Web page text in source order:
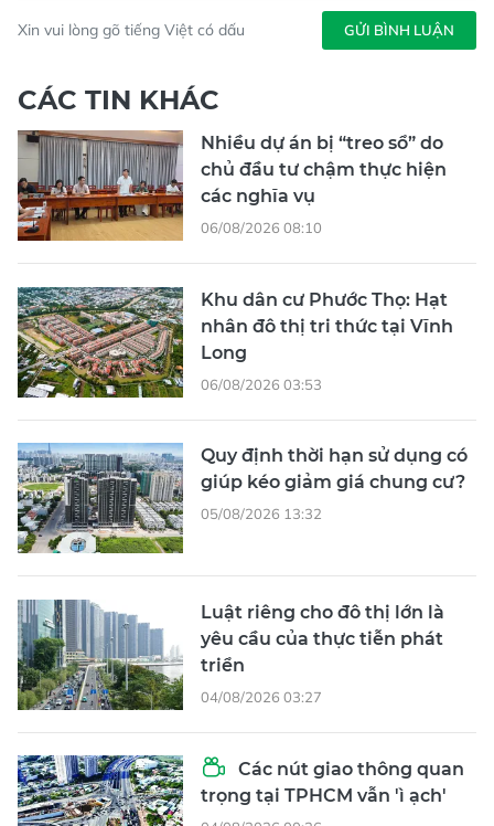
Xin vui lòng gõ tiếng Việt có dấu GỬI BÌNH LUẬN
CÁC TIN KHÁC
Nhiều dự án bị “treo sổ” do
chủ đầu tư chậm thực hiện
các nghĩa vụ
06/08/2026 08:10
Khu dân cư Phước Thọ: Hạt
nhân đô thị tri thức tại Vĩnh
Long
06/08/2026 03:53
Quy định thời hạn sử dụng có
giúp kéo giảm giá chung cư?
05/08/2026 13:32
Luật riêng cho đô thị lớn là
yêu cầu của thực tiễn phát
triển
04/08/2026 03:27
Các nút giao thông quan
trọng tại TPHCM vẫn 'ì ạch'